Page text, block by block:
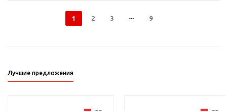
1 2 3 9
Лучшие предложения